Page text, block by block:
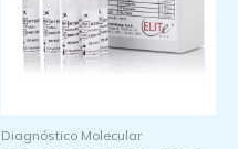
Diagnóstico Molecular